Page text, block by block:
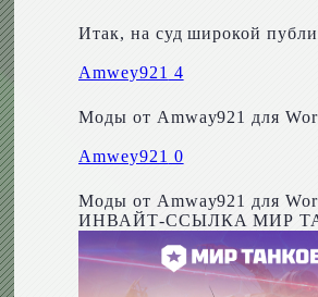
Итак, на суд широкой
Amwey921 4
Моды от Amway921 для
Amwey921 0
Моды от Amway921 для
ИНВАЙТ-ССЫЛКА МИР